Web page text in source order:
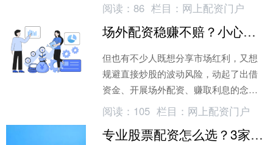
阅读：86 栏目： 网上配资门户
场外配资稳赚不赔？小心血本无归的法律陷阱
但也有不少人既想分享市场红利，又想
规避直接炒股的波动风险，动起了出借
资金、开展场外配资、赚取利息的念
头。
阅读： 105 栏目： 网上配资门户
专业股票配资怎么选？3家正规机构合规又可靠